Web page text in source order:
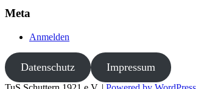
Meta
Anmelden
Datenschutz Impressum